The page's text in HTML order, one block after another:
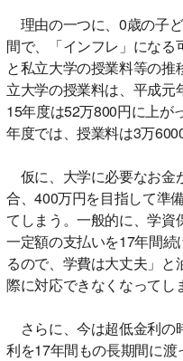
理由の一つに、0歳の子
間で、「インフレ」になる
と私立大学の授業料等の
立大学の授業料は、平成
15年度は52万800円に上が
年度では、授業料は3万
仮に、大学に必要なお金
合、400万円を目指して準
てしまう。一般的に、学資
一定額の支払いを17年間
るので、学費は大丈夫」
際に対応できなくなってし
さらに、今は超低金利の
利を17年間もの長期間に